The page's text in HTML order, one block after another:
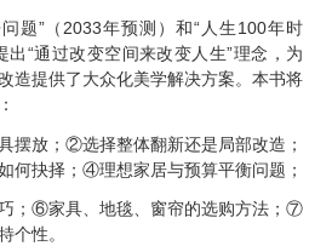
题”（2033年预测）和“人生100年时
出“通过改变空间来改变人生”理念，为
造提供了大众化美学解决方案。本书将
摆放；②选择整体翻新还是局部改造；
何抉择；④理想家居与预算平衡问题；
；⑥家具、地毯、窗帘的选购方法；⑦
个性。